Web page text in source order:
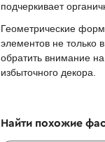
подчеркивает
Геометрические
элементов не только
обратить внимание
избыточного декора.
Найти похожие